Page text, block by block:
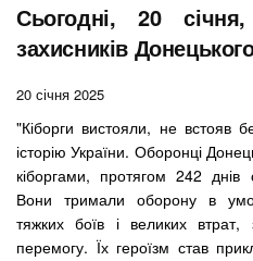
Сьогодні, 20
захисників
20 січня 2025
"Кіборги вистояли, не
історію України. Оборонці
кіборгами, протягом 242
Вони тримали оборону в
тяжких боїв і великих втрат,
перемогу. Їх героїзм став